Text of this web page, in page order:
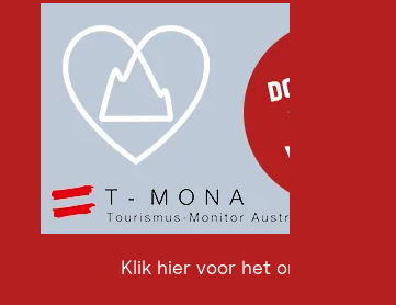
Klik hier voor het onderzoek